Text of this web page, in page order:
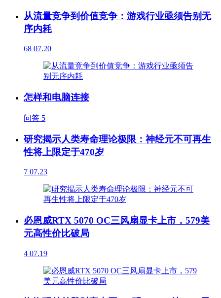
从流量竞争到价值竞争：游戏行业亟须告别无
序内耗
68 07.20
怎样和电脑连接
问答 5
研究揭示人类寿命理论极限：神经元不可再生
性将上限定于470岁
7 07.23
必恩威RTX 5070 OC三风扇显卡上市，579美
元高性价比破局
4 07.19